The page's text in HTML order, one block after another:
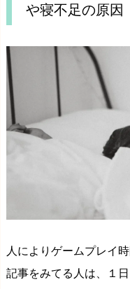
や寝不足の原因
人によりゲームプレイ
記事をみてる人は、１